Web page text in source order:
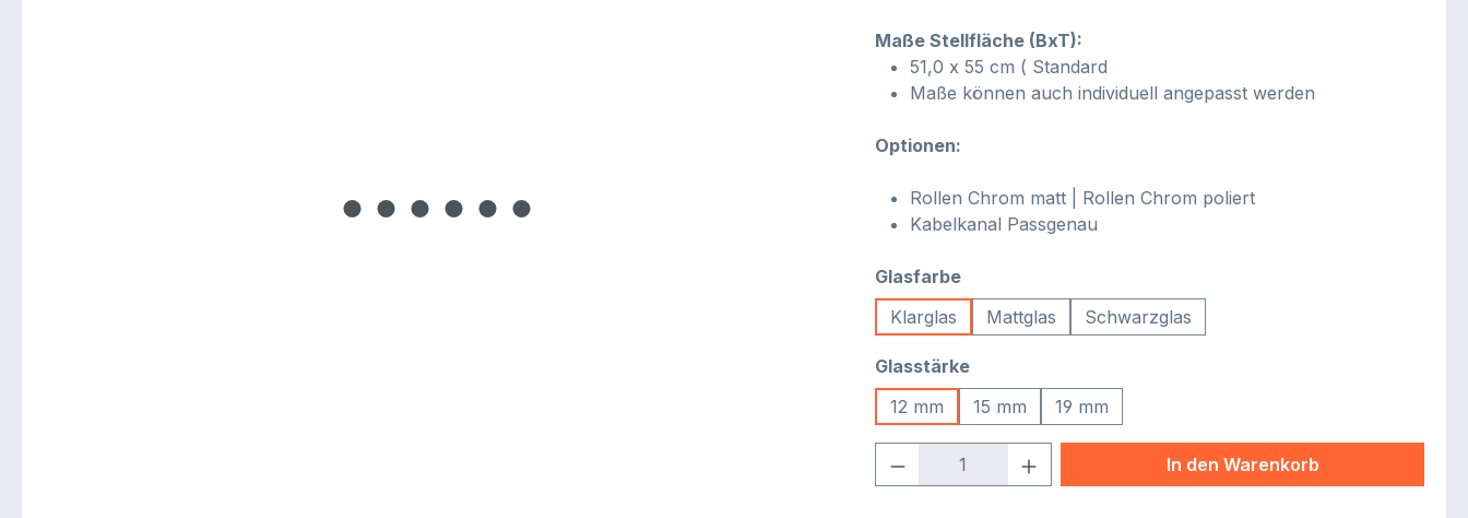
Maße Stellfläche (BxT):
51,0 x 55 cm ( Standard
Maße können auch individuell angepasst werden
Optionen:
Rollen Chrom matt | Rollen Chrom poliert
Kabelkanal Passgenau
Glasfarbeauswählen
Klarglas
Mattglas Schwarzglas
Glasstärkeauswählen
12 mm
15 mm 19 mm
Produkt Anzahl: Gib den gewünschten Wert
In den Warenkorb